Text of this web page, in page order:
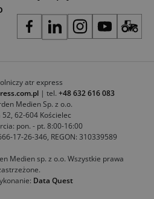
atr express
| tel. +48 632 616 083
Medien Sp. z o.o.
52, 62-604 Kościelec
pon. - pt. 8:00-16:00
17-26-346, REGON: 310339589
Medien sp. z o.o. Wszystkie prawa
Data Quest